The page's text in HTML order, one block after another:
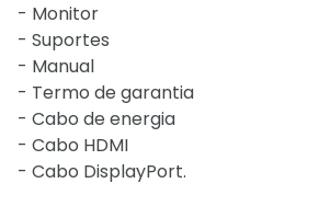
- Monitor
- Suportes
- Manual
- Termo de garantia
- Cabo de energia
- Cabo HDMI
- Cabo DisplayPort.